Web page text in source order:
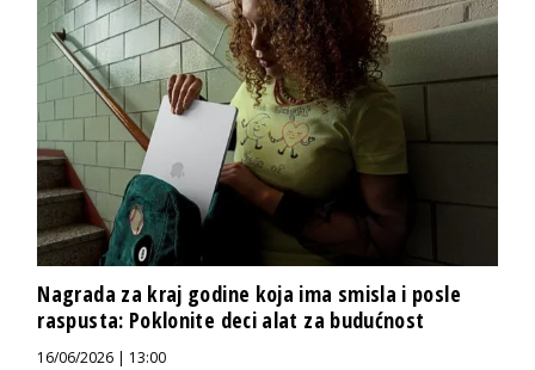
Nagrada za kraj godine koja ima smisla i posle
raspusta: Poklonite deci alat za budućnost
16/06/2026 | 13:00